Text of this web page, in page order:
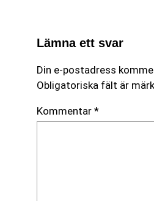
Lämna ett svar
Din e-postadress
Obligatoriska fält är
Kommentar *